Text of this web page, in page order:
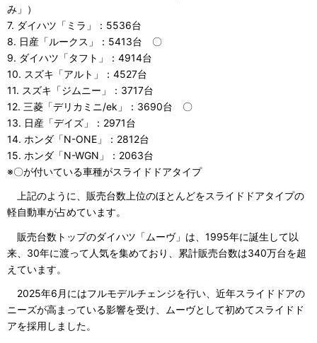
み」）
7. ダイハツ「ミラ」：5536台
8. 日産「ルークス」：5413台 〇
9. ダイハツ「タフト」：4914台
10. スズキ「アルト」：4527台
11. スズキ「ジムニー」：3717台
12. 三菱「デリカミニ/ek」：3690台 〇
13. 日産「デイズ」：2971台
14. ホンダ「N-ONE」：2812台
15. ホンダ「N-WGN」：2063台
※〇が付いている車種がスライドドアタイプ
上記のように、販売台数上位のほとんどをスライドドアタイプの
軽自動車が占めています。
販売台数トップのダイハツ「ムーヴ」は、1995年に誕生して以
来、30年に渡って人気を集めており、累計販売台数は340万台を超
えています。
2025年6月にはフルモデルチェンジを行い、近年スライドドアの
ニーズが高まっている影響を受け、ムーヴとして初めてスライドド
アを採用しました。